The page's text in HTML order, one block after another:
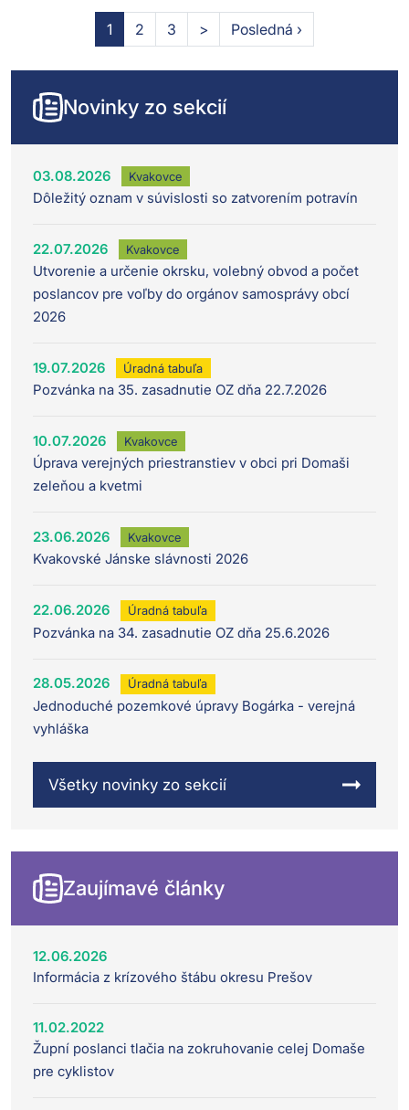
Novinky zo sekcií
03.08.2026 Kvakovce
Dôležitý oznam v súvislosti so zatvorením potravín
22.07.2026 Kvakovce
Utvorenie a určenie okrsku, volebný obvod a počet
poslancov pre voľby do orgánov samosprávy obcí
2026
19.07.2026 Úradná tabuľa
Pozvánka na 35. zasadnutie OZ dňa 22.7.2026
10.07.2026 Kvakovce
Úprava verejných priestranstiev v obci pri Domaši
zeleňou a kvetmi
23.06.2026 Kvakovce
Kvakovské Jánske slávnosti 2026
22.06.2026 Úradná tabuľa
Pozvánka na 34. zasadnutie OZ dňa 25.6.2026
28.05.2026 Úradná tabuľa
Jednoduché pozemkové úpravy Bogárka - verejná
vyhláška
Všetky novinky zo sekcií
Zaujímavé články
12.06.2026
Informácia z krízového štábu okresu Prešov
11.02.2022
Župní poslanci tlačia na zokruhovanie celej Domaše
pre cyklistov
1 2 3 > Posledná ›